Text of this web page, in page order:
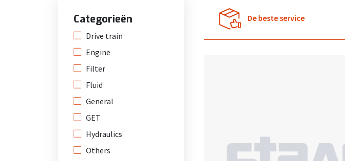
Categorieën
Drive train
Engine
Filter
Fluid
General
GET
Hydraulics
Others
De beste service